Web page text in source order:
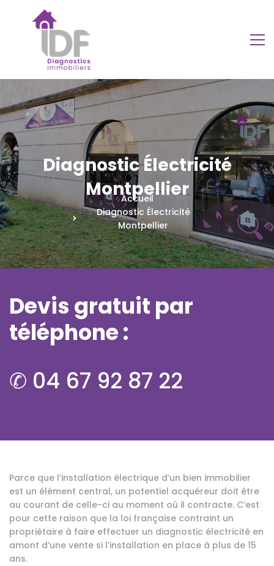
Diagnostic Électricité
Montpellier
Accueil
Diagnostic Électricité
Montpellier
Devis gratuit par
téléphone :
✆ 04 67 92 87 22
Parce que l’installation électrique d’un bien immobilier
est un élément central, un potentiel acquéreur doit être
au courant de celle-ci au moment où il contracte. C’est
pour cette raison que la loi française contraint un
propriétaire à faire effectuer un diagnostic électricité en
amont d’une vente si l’installation en place à plus de 15
ans.